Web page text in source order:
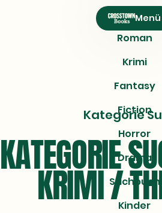
Menü
Roman
Krimi
Fantasy
Fiction
Horror
Drama
Sachbuch
Kinder
Kategorie
KATEGORIE
KRIMI /